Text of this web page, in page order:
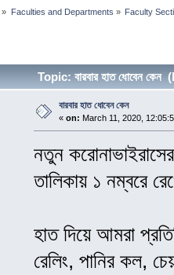
» Faculties and Departments » Faculty
Topic: বারবার হাত ধোবেন
বারবার হাত ধোবেন কেন
« on: March 11, 2020,
নতুন
তালিকায় ১ নম্বরে
হাত দিয়ে আমরা
রেলিং, পানির কল,